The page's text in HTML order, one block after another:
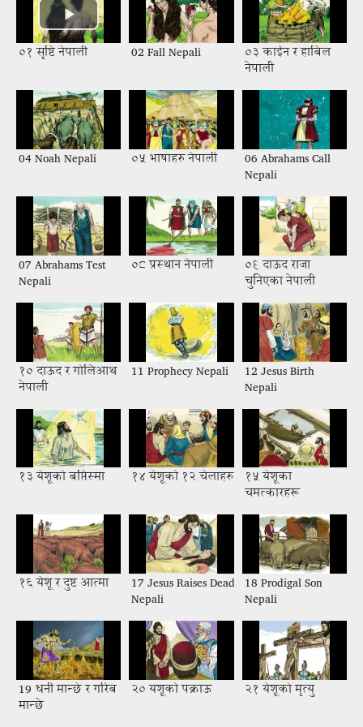
०१ सृष्टि नेपाली 02 Fall Nepali
०३ काईन र हाबिल
नेपाली
04 Noah Nepali ०५ भाषाहरु नेपाली
06 Abrahams Call
Nepali
07 Abrahams Test
Nepali
०८ प्रस्थान नेपाली
०९ दाऊद राजा
चुनिएका नेपाली
१० दाऊद र गोलिआथ
नेपाली
11 Prophecy Nepali
12 Jesus Birth
Nepali
१३ येशूको बप्तिस्मा १४ येशूको १२ चेलाहरु
१५ येशूका
चमत्कारहरू
१६ येशू र दुष्ट आत्मा
17 Jesus Raises Dead
Nepali
18 Prodigal Son
Nepali
19 धनी मान्छे र गरिब
मान्छे
२० यशूको पक्राऊ २१ येशूको मृत्यु